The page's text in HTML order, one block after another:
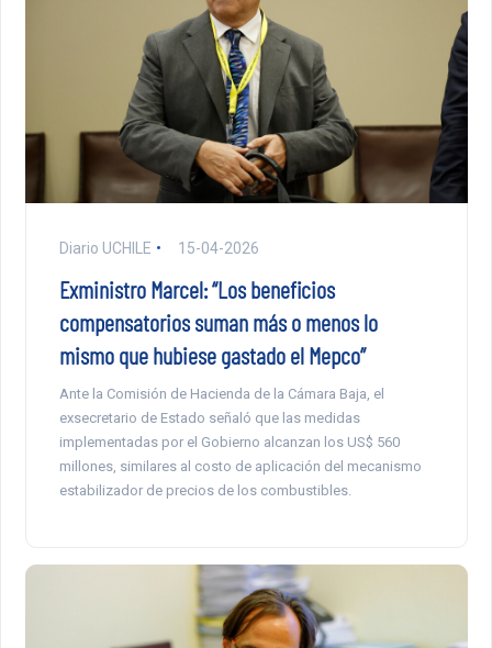
Diario UCHILE 15-04-2026
Exministro Marcel: “Los beneficios
compensatorios suman más o menos lo
mismo que hubiese gastado el Mepco”
Ante la Comisión de Hacienda de la Cámara Baja, el
exsecretario de Estado señaló que las medidas
implementadas por el Gobierno alcanzan los US$ 560
millones, similares al costo de aplicación del mecanismo
estabilizador de precios de los combustibles.